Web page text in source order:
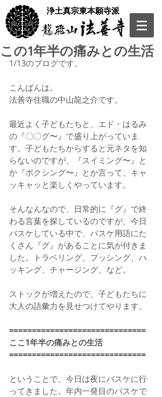
​浄土真宗東本願寺派
この1年半の痛みとの生活
1/13のブログです。
こんばんは。
法善寺住職の中山龍之介です。
最近よく子どもたちと、エド・はるみ
の『〇〇グ〜』で盛り上がっていま
す。子どもたちからすると元ネタを知
らないのですが、『スイミング〜』と
か『ボクシング〜』とか言って、キャ
ッキャッと楽しくやっています。
そんなんなので、日常的に『グ』で終
わる言葉を探しているのですが、今日
バスケしている中で、バスケ用語にた
くさん『グ』があることに気が付きま
した。トラベリング、プッシング、ハ
ッキング、チャージング、など。
ストックが増えたので、子どもたちに
大人の語彙力を見せつけてやります。
==============================
ここ1年半の痛みとの生活
==============================
ということで、今日は夜にバスケに行
ってきました。年内一発目のバスケで